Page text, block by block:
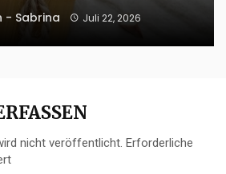
- Sabrina Juli 22, 2026
nicht veröffentlicht. Erforderliche